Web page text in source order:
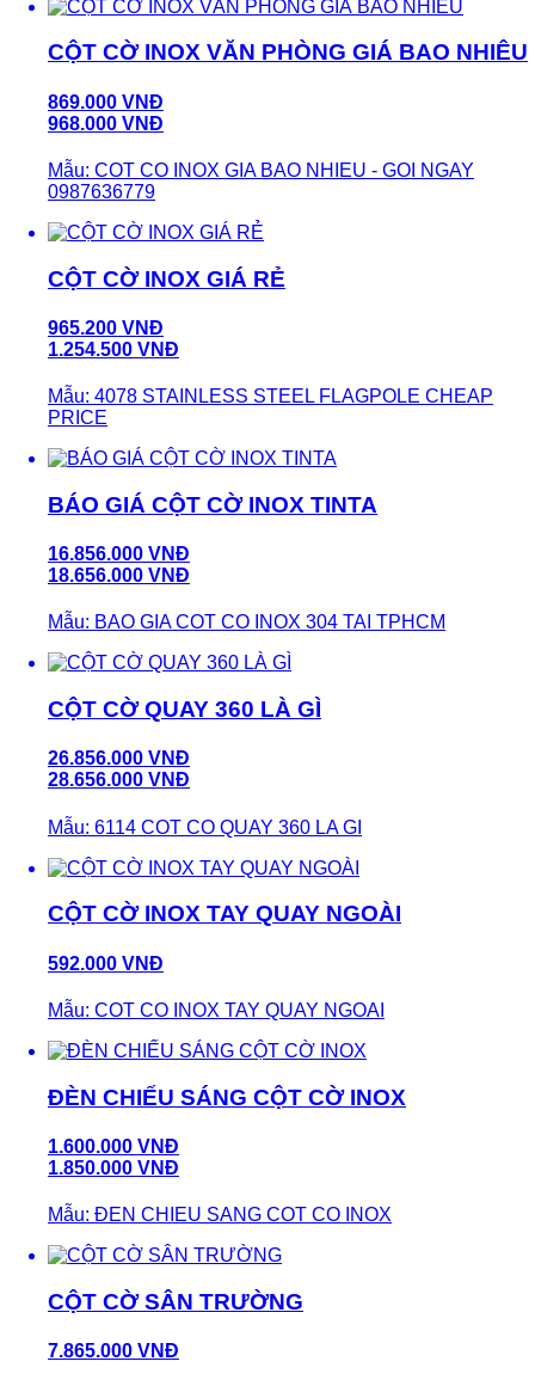
CỘT CỜ INOX VĂN PHÒNG GIÁ BAO NHIÊU
869.000 VNĐ
968.000 VNĐ
Mẫu: COT CO INOX GIA BAO NHIEU - GOI NGAY
0987636779
CỘT CỜ INOX GIÁ RẺ
965.200 VNĐ
1.254.500 VNĐ
Mẫu: 4078 STAINLESS STEEL FLAGPOLE CHEAP
PRICE
BÁO GIÁ CỘT CỜ INOX TINTA
16.856.000 VNĐ
18.656.000 VNĐ
Mẫu: BAO GIA COT CO INOX 304 TAI TPHCM
CỘT CỜ QUAY 360 LÀ GÌ
26.856.000 VNĐ
28.656.000 VNĐ
Mẫu: 6114 COT CO QUAY 360 LA GI
CỘT CỜ INOX TAY QUAY NGOÀI
592.000 VNĐ
Mẫu: COT CO INOX TAY QUAY NGOAI
ĐÈN CHIẾU SÁNG CỘT CỜ INOX
1.600.000 VNĐ
1.850.000 VNĐ
Mẫu: ĐEN CHIEU SANG COT CO INOX
CỘT CỜ SÂN TRƯỜNG
7.865.000 VNĐ